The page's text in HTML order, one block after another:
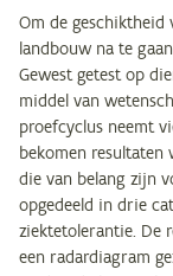
Om de geschiktheid
landbouw na te
Gewest getest op
middel van
proefcyclus neemt
bekomen resultaten
die van belang zijn
opgedeeld in drie
ziektetolerantie. De
een radardiagram